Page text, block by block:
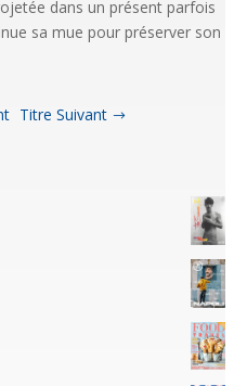
dans un présent parfois
sa mue pour préserver son
Titre Suivant